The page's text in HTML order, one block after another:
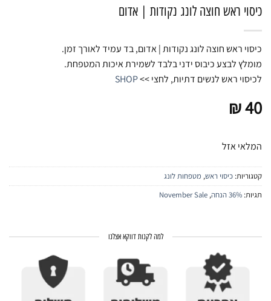
כיסוי ראש חוצה לונג נקודות | אדום
כיסוי ראש חוצה לונג נקודות | אדום, בד עמיד לאורך זמן.
מומלץ לבצע כיבוס ידני בלבד לשמירת איכות המטפחת.
לכיסוי ראש לנשים דתיות, לחצי >>SHOP
₪40
המלאי אזל
קטגוריות: כיסוי ראש, מטפחות לונג
תגיות: 36% הנחה ,
November Sale
למה לקנות דווקא אצלנו